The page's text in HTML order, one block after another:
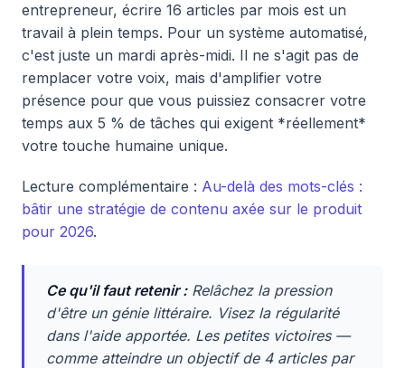
entrepreneur, écrire 16 articles par mois est un
travail à plein temps. Pour un système automatisé,
c'est juste un mardi après-midi. Il ne s'agit pas de
remplacer votre voix, mais d'amplifier votre
présence pour que vous puissiez consacrer votre
temps aux 5 % de tâches qui exigent *réellement*
votre touche humaine unique.
Lecture complémentaire : Au-delà des mots-clés :
bâtir une stratégie de contenu axée sur le produit
pour 2026.
Ce qu'il faut retenir :Relâchez la pression
d'être un génie littéraire. Visez la régularité
dans l'aide apportée. Les petites victoires —
comme atteindre un objectif de 4 articles par